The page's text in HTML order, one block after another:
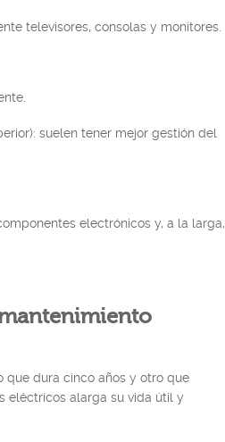
televisores, consolas y monitores.
suelen tener mejor gestión del
electrónicos y, a la larga,
que dura cinco años y otro que
eléctricos alarga su vida útil y